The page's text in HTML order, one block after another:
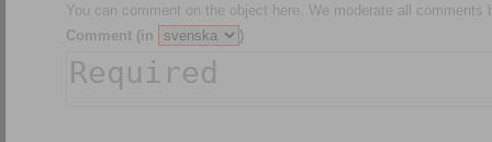
You can comment on the object here. We moderate all comments
Comment (in
)